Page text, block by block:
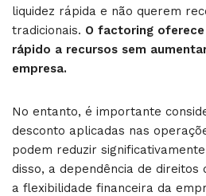
liquidez rápida e não querem
tradicionais. O factoring
rápido a recursos sem
empresa.
No entanto, é importante
desconto aplicadas nas
podem reduzir
disso, a dependência de
a flexibilidade financeira da